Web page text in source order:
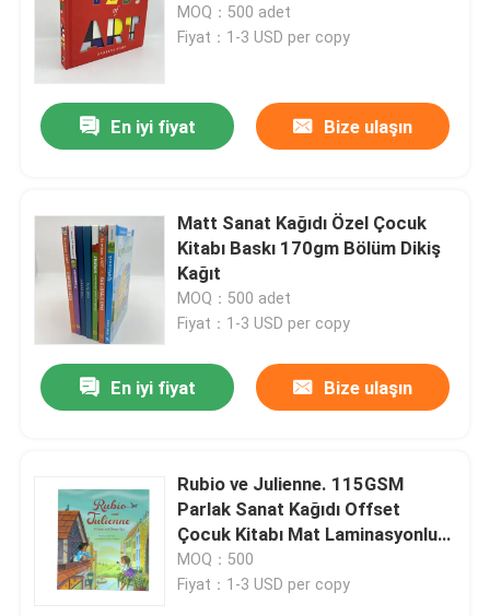
Ürünler
videolar
MOQ：500 adet
Fiyat：1-3 USD per copy
En iyi fiyat Bize ulaşın
Matt Sanat Kağıdı Özel Çocuk
Kitabı Baskı 170gm Bölüm Dikiş
Kağıt
MOQ：500 adet
Fiyat：1-3 USD per copy
En iyi fiyat Bize ulaşın
Rubio ve Julienne. 115GSM
Parlak Sanat Kağıdı Offset
Çocuk Kitabı Mat Laminasyonlu
Kağıt Baskı
MOQ：500
Fiyat：1-3 USD per copy